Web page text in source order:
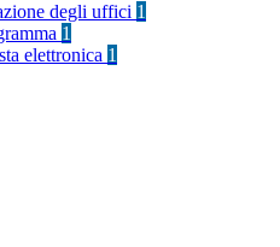
degli uffici 1
1
elettronica 1